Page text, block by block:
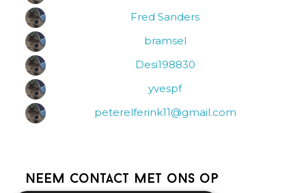
Fred Sanders
bramsel
Desi198830
yvespf
peterelferink11@gmail.com
Neem contact met ons op